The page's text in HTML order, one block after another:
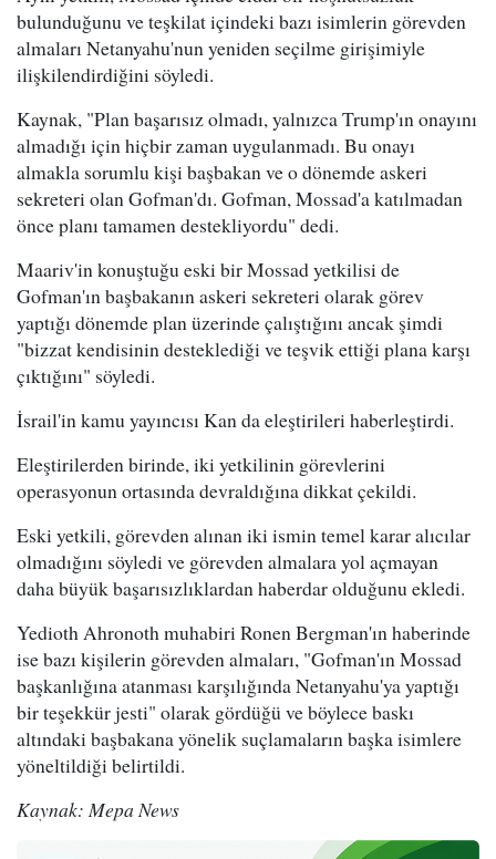
bulunduğunu ve teşkilat içindeki bazı isimlerin görevden
almaları Netanyahu'nun yeniden seçilme girişimiyle
ilişkilendirdiğini söyledi.
Kaynak, "Plan başarısız olmadı, yalnızca Trump'ın onayını
almadığı için hiçbir zaman uygulanmadı. Bu onayı
almakla sorumlu kişi başbakan ve o dönemde askeri
sekreteri olan Gofman'dı. Gofman, Mossad'a katılmadan
önce planı tamamen destekliyordu" dedi.
Maariv'in konuştuğu eski bir Mossad yetkilisi de
Gofman'ın başbakanın askeri sekreteri olarak görev
yaptığı dönemde plan üzerinde çalıştığını ancak şimdi
"bizzat kendisinin desteklediği ve teşvik ettiği plana karşı
çıktığını" söyledi.
İsrail'in kamu yayıncısı Kan da eleştirileri haberleştirdi.
Eleştirilerden birinde, iki yetkilinin görevlerini
operasyonun ortasında devraldığına dikkat çekildi.
Eski yetkili, görevden alınan iki ismin temel karar alıcılar
olmadığını söyledi ve görevden almalara yol açmayan
daha büyük başarısızlıklardan haberdar olduğunu ekledi.
Yedioth Ahronoth muhabiri Ronen Bergman'ın haberinde
ise bazı kişilerin görevden almaları, "Gofman'ın Mossad
başkanlığına atanması karşılığında Netanyahu'ya yaptığı
bir teşekkür jesti" olarak gördüğü ve böylece baskı
altındaki başbakana yönelik suçlamaların başka isimlere
yöneltildiği belirtildi.
Kaynak: Mepa News